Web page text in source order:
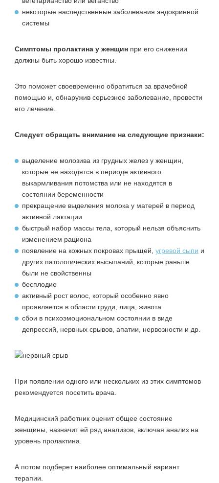
некоторые наследственные заболевания эндокринной
системы
Симптомы пролактина у женщин при его снижении
должны быть хорошо известны.
Это поможет своевременно обратиться за врачебной
помощью и, обнаружив серьезное заболевание, провести
его лечение.
Следует обращать внимание на следующие признаки:
выделение молозива из грудных желез у женщин,
которые не находятся в периоде активного
выкармливания потомства или не находятся в
состоянии беременности
прекращение выделения молока у матерей в период
активной лактации
быстрый набор массы тела, который нельзя объяснить
изменением рациона
появление на кожных покровах прыщей, угревой сыпи и
других патологических высыпаний, которые раньше
были не свойственны
бесплодие
активный рост волос, который особенно явно
проявляется в области груди, лица, живота
сбои в психоэмоциональном состоянии в виде
депрессий, нервных срывов, апатии, нервозности и др.
При появлении одного или нескольких из этих симптомов
рекомендуется посетить врача.
Медицинский работник оценит общее состояние
женщины, назначит ей ряд анализов, включая анализ на
уровень пролактина.
А потом подберет наиболее оптимальный вариант
терапии.